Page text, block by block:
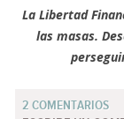
La Libertad
las masas.
2 COMENTARIOS